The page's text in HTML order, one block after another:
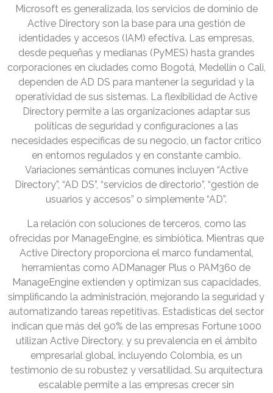
Microsoft es generalizada, los servicios de dominio de
Active Directory son la base para una gestión de
identidades y accesos (IAM) efectiva. Las empresas,
desde pequeñas y medianas (PyMES) hasta grandes
corporaciones en ciudades como Bogotá, Medellín o Cali,
dependen de AD DS para mantener la seguridad y la
operatividad de sus sistemas. La flexibilidad de Active
Directory permite a las organizaciones adaptar sus
políticas de seguridad y configuraciones a las
necesidades específicas de su negocio, un factor crítico
en entornos regulados y en constante cambio.
Variaciones semánticas comunes incluyen “Active
Directory”, “AD DS”, “servicios de directorio”, “gestión de
usuarios y accesos” o simplemente “AD”.
La relación con soluciones de terceros, como las
ofrecidas por ManageEngine, es simbiótica. Mientras que
Active Directory proporciona el marco fundamental,
herramientas como ADManager Plus o PAM360 de
ManageEngine extienden y optimizan sus capacidades,
simplificando la administración, mejorando la seguridad y
automatizando tareas repetitivas. Estadísticas del sector
indican que más del 90% de las empresas Fortune 1000
utilizan Active Directory, y su prevalencia en el ámbito
empresarial global, incluyendo Colombia, es un
testimonio de su robustez y versatilidad. Su arquitectura
escalable permite a las empresas crecer sin